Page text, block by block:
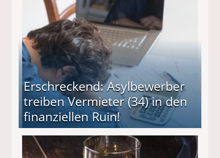
Erschreckend: Asylbewerber
treiben Vermieter (34) in den
finanziellen Ruin!
(34) in den finanziellen Ruin!